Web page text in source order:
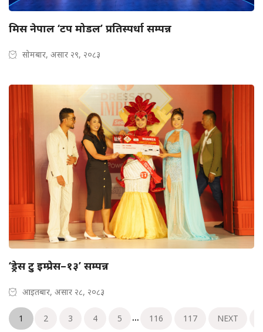
मिस नेपाल ‘टप मोडल’ प्रतिस्पर्धा सम्पन्न
सोमबार, असार २९, २०८३
‘ड्रेस टु इम्प्रेस–१३’ सम्पन्न
आइतबार, असार २८, २०८३
1 2 3 4 5 ... 116 117 NEXT